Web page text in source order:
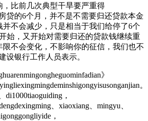
，比前几次典型干旱要严重得
的6个月，并不是不需要归还贷款本金
不会减少，只是相当于我们给停了6个
始，又开始对需要归还的贷款钱继续重
限不会变化，不影响你的征信，我们也不
设银行工作人员表示。
》
。
di1000tiaoguiding，
、xiaoxiang、mingyu、
，